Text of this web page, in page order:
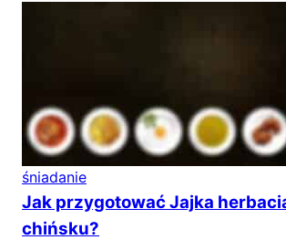
śniadanie
Jak przygotować Jajka
chińsku?